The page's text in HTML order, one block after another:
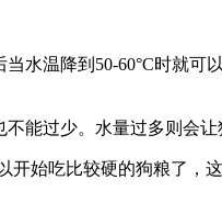
水温降到50-60°C时就
能过少。水量过多则会
开始吃比较硬的狗粮了，